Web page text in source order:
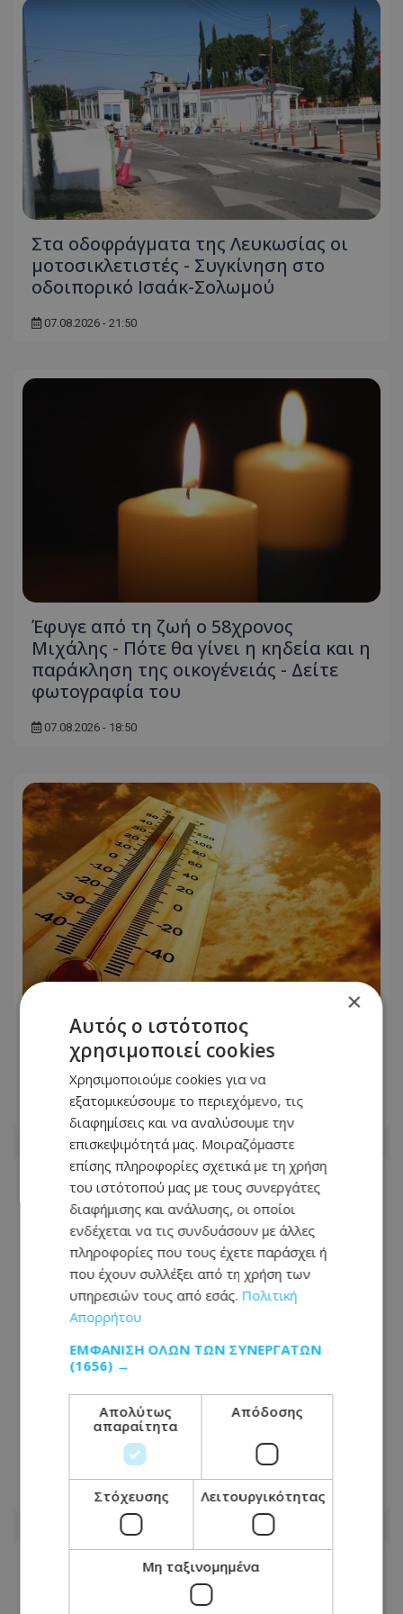
Στα οδοφράγματα της Λευκωσίας οι
μοτοσικλετιστές - Συγκίνηση στο
οδοιπορικό Ισαάκ-Σολωμού
07.08.2026 - 21:50
Έφυγε από τη ζωή ο 58χρονος
Μιχάλης - Πότε θα γίνει η κηδεία και η
παράκληση της οικογένειάς - Δείτε
φωτογραφία του
07.08.2026 - 18:50
Νέα κίτρινη προειδοποίηση για
εξαιρετικά υψηλές θερμοκρασίες -
Πότε θα τεθεί σε ισχύ
07.08.2026 - 16:27
«Στον αέρα» η ακτοπλοϊκή σύνδεση
Κύπρου – Ελλάδας - «Δεν έγινε
βιώσιμη η γραμμή»
07.08.2026 - 15:44
×
Αυτός ο ιστότοπος
χρησιμοποιεί cookies
Χρησιμοποιούμε cookies για να
εξατομικεύσουμε το περιεχόμενο, τις
διαφημίσεις και να αναλύσουμε την
επισκεψιμότητά μας. Μοιραζόμαστε
επίσης πληροφορίες σχετικά με τη χρήση
του ιστότοπού μας με τους συνεργάτες
διαφήμισης και ανάλυσης, οι οποίοι
ενδέχεται να τις συνδυάσουν με άλλες
πληροφορίες που τους έχετε παράσχει ή
που έχουν συλλέξει από τη χρήση των
υπηρεσιών τους από εσάς. Πολιτική
Απορρήτου
ΕΜΦΆΝΙΣΗ ΌΛΩΝ ΤΩΝ ΣΥΝΕΡΓΑΤΏΝ
(1656) →
Απολύτως
απαραίτητα
Απόδοσης
Στόχευσης Λειτουργικότητας
Μη ταξινομημένα